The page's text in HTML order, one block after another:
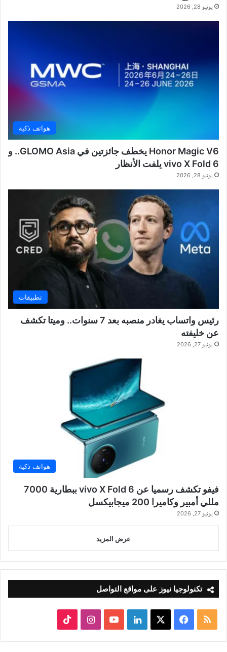
يونيو 28, 2026
هواتف ذكية
Honor Magic V6 يخطف جائزتين في GLOMO Asia.. و
vivo X Fold 6 يلفت الأنظار
يونيو 28, 2026
تطبيقات
رئيس واتساب يغادر منصبه بعد 7 سنوات.. وميتا تكشف
عن خليفته
يونيو 27, 2026
هواتف ذكية
فيفو تكشف رسميا عن vivo X Fold 6 ببطارية 7000
مللي أمبير وكاميرا 200 ميجابيكسل
يونيو 27, 2026
عرض المزيد
تكنولوجيا نيوز على مواقع التواصل
ملخص
الموقع
فيسبوك لينكدإن‫YouTubeانستقرام